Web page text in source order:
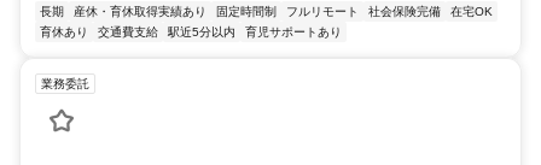
長期 産休・育休取得実績あり 固定時間制 フルリモート 社会保険完備
在宅OK
育休あり
交通費支給 駅近5分以内 育児サポートあり
業務委託